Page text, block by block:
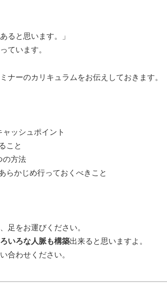
ると思います。」
ています。
ナーのカリキュラムをお伝えしておきます。
ッシュポイント
こと
の方法
らかじめ行っておくべきこと
足をお運びください。
いろな人脈も構築出来ると思いますよ。
合わせください。